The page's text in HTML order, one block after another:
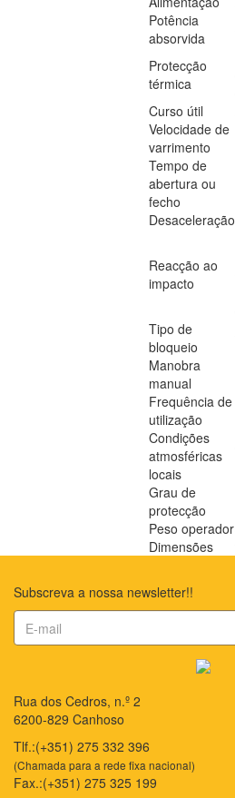
Potência
absorvida
Protecção
térmica
Curso útil
Velocidade de
varrimento
Tempo de
abertura ou
fecho
Desaceleração
Reacção ao
impacto
Tipo de
bloqueio
Manobra
manual
Frequência de
utilização
Condições
atmosféricas
locais
Grau de
protecção
Peso operador
Dimensões
Subscreva a nossa newsletter!!
Rua dos Cedros, n.º 2
6200-829 Canhoso
Tlf.:(+351) 275 332 396
(Chamada para a rede fixa nacional)
Fax.:(+351) 275 325 199